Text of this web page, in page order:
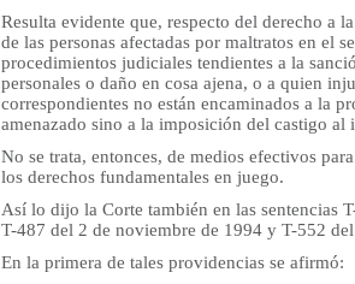
Resulta evidente que, respecto del derecho a
de las personas afectadas por maltratos en el
procedimientos judiciales tendientes a la
personales o daño en cosa ajena, o a quien
correspondientes no están encaminados a la
amenazado sino a la imposición del castigo al
No se trata, entonces, de medios efectivos
los derechos fundamentales en juego.
Así lo dijo la Corte también en las sentencias
T-487 del 2 de noviembre de 1994 y T-552
En la primera de tales providencias se afirmó: